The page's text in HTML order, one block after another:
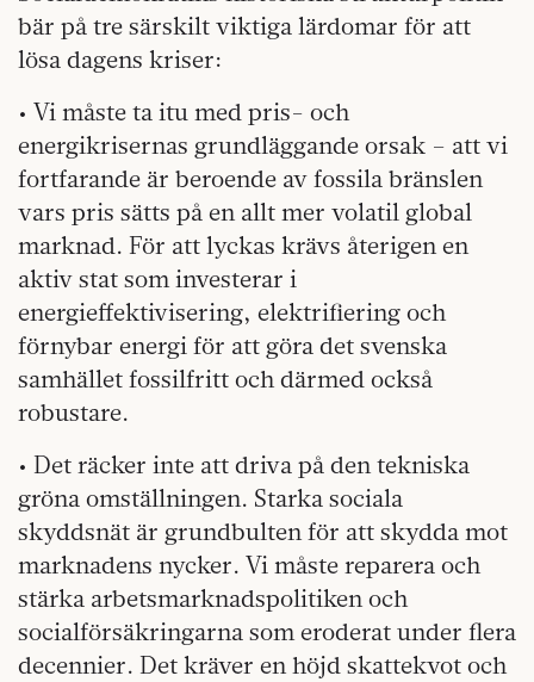
bär på tre särskilt viktiga lärdomar för att
lösa dagens kriser:
• Vi måste ta itu med pris- och
energikrisernas grundläggande orsak – att vi
fortfarande är beroende av fossila bränslen
vars pris sätts på en allt mer volatil global
marknad. För att lyckas krävs återigen en
aktiv stat som investerar i
energieffektivisering, elektrifiering och
förnybar energi för att göra det svenska
samhället fossilfritt och därmed också
robustare.
• Det räcker inte att driva på den tekniska
gröna omställningen. Starka sociala
skyddsnät är grundbulten för att skydda mot
marknadens nycker. Vi måste reparera och
stärka arbetsmarknadspolitiken och
socialförsäkringarna som eroderat under flera
decennier. Det kräver en höjd skattekvot och